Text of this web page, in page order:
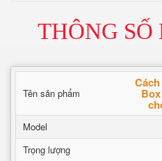
THÔNG
Tên sản phẩm
Model
Trọng lượng